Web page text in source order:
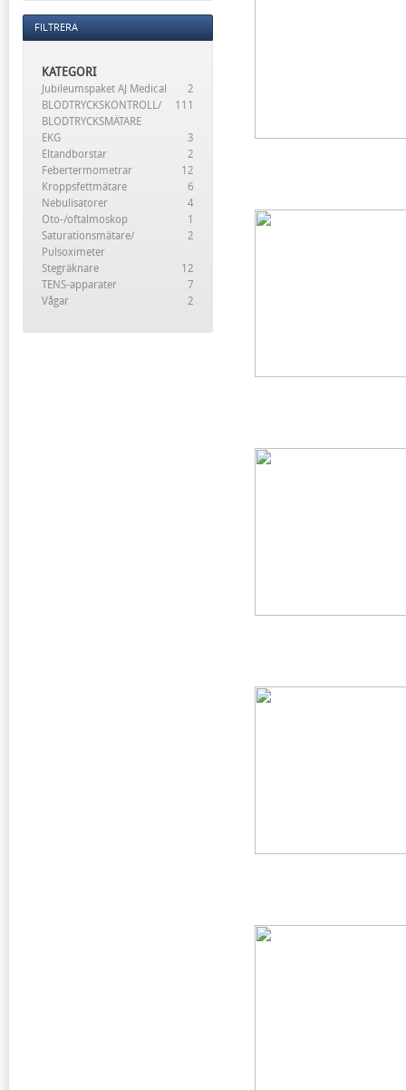
FILTRERA
KATEGORI
2
Jubileumspaket AJ Medical
111
BLODTRYCKSKONTROLL/
BLODTRYCKSMÄTARE
3
EKG
2
Eltandborstar
12
Febertermometrar
6
Kroppsfettmätare
4
Nebulisatorer
1
Oto-/oftalmoskop
2
Saturationsmätare/
Pulsoximeter
12
Stegräknare
7
TENS-apparater
2
Vågar